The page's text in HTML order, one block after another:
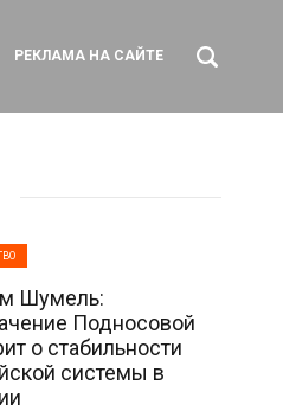
РЕКЛАМА НА САЙТЕ
Шумель:
Подносовой
о стабильности
системы в